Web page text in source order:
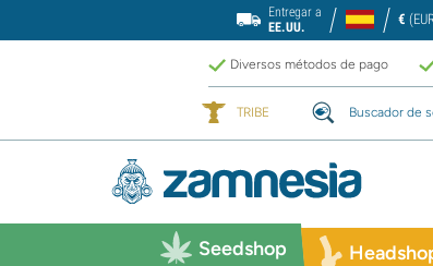
Entregar a
EE.UU.
€
Diversos métodos de pago
TRIBE Buscador de
Seedshop